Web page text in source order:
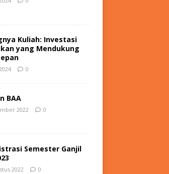
Kuliah: Investasi
yang Mendukung
0
BAA
2022 0
Semester Ganjil
2022 0